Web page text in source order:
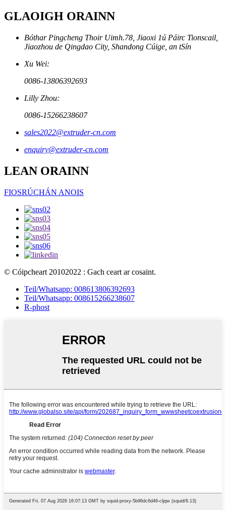
GLAOIGH ORAINN
Bóthar Pingcheng Thoir Uimh.78, Jiaoxi 1ú Páirc Tionscail,
Jiaozhou de Qingdao City, Shandong Cúige, an tSín
Xu Wei:
0086-13806392693
Lilly Zhou:
0086-15266238607
sales2022@extruder-cn.com
enquiry@extruder-cn.com
LEAN ORAINN
FIOSRÚCHÁN ANOIS
© Cóipcheart 20102022 : Gach ceart ar cosaint.
Teil/Whatsapp: 008613806392693
Teil/Whatsapp: 008615266238607
R-phost